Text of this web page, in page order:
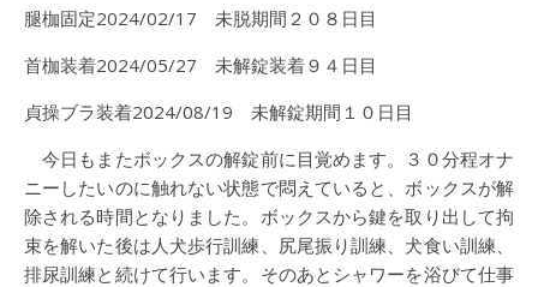
腿枷固定2024/02/17 未脱期間２０８日目
首枷装着2024/05/27 未解錠装着９４日目
貞操ブラ装着2024/08/19 未解錠期間１０日目
今日もまたボックスの解錠前に目覚めます。３０分程オナ
ニーしたいのに触れない状態で悶えていると、ボックスが解
除される時間となりました。ボックスから鍵を取り出して拘
束を解いた後は人犬歩行訓練、尻尾振り訓練、犬食い訓練、
排尿訓練と続けて行います。そのあとシャワーを浴びて仕事